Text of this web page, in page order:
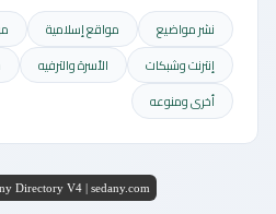
نشر مواضيع مواقع إسلامية
إنترنت وشبكات
الأسرة والترفيه
أخرى ومنوعه
Directory V4 | sedany.com